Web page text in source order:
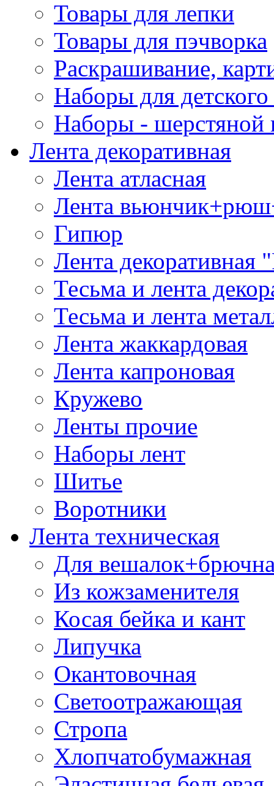
Товары для лепки
Товары для пэчворка
Раскрашивание,
Наборы для
Наборы - шерстяной
Лента декоративная
Лента атласная
Лента
Гипюр
Лента декоративная
Тесьма и лента
Тесьма и лента
Лента жаккардовая
Лента капроновая
Кружево
Ленты прочие
Наборы лент
Шитье
Воротники
Лента техническая
Для
Из кожзаменителя
Косая бейка и кант
Липучка
Окантовочная
Светоотражающая
Стропа
Хлопчатобумажная